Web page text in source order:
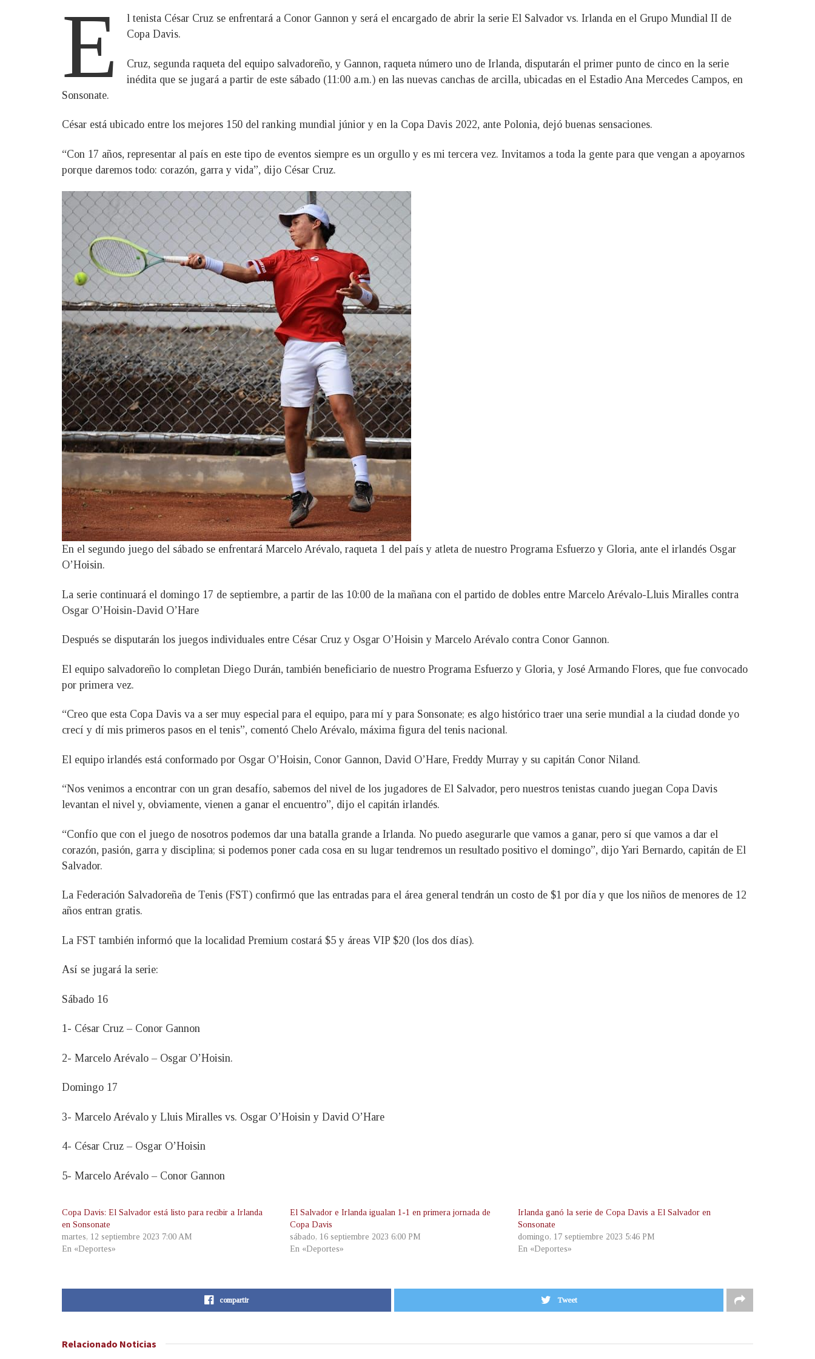
E
l tenista César Cruz se enfrentará a Conor Gannon y será el encargado de abrir la serie El Salvador vs. Irlanda en el Grupo Mundial II de
Copa Davis.
Cruz, segunda raqueta del equipo salvadoreño, y Gannon, raqueta número uno de Irlanda, disputarán el primer punto de cinco en la serie
inédita que se jugará a partir de este sábado (11:00 a.m.) en las nuevas canchas de arcilla, ubicadas en el Estadio Ana Mercedes Campos, en
Sonsonate.
César está ubicado entre los mejores 150 del ranking mundial júnior y en la Copa Davis 2022, ante Polonia, dejó buenas sensaciones.
“Con 17 años, representar al país en este tipo de eventos siempre es un orgullo y es mi tercera vez. Invitamos a toda la gente para que vengan a apoyarnos
porque daremos todo: corazón, garra y vida”, dijo César Cruz.
En el segundo juego del sábado se enfrentará Marcelo Arévalo, raqueta 1 del país y atleta de nuestro Programa Esfuerzo y Gloria, ante el irlandés Osgar
O’Hoisin.
La serie continuará el domingo 17 de septiembre, a partir de las 10:00 de la mañana con el partido de dobles entre Marcelo Arévalo-Lluis Miralles contra
Osgar O’Hoisin-David O’Hare
Después se disputarán los juegos individuales entre César Cruz y Osgar O’Hoisin y Marcelo Arévalo contra Conor Gannon.
El equipo salvadoreño lo completan Diego Durán, también beneficiario de nuestro Programa Esfuerzo y Gloria, y José Armando Flores, que fue convocado
por primera vez.
“Creo que esta Copa Davis va a ser muy especial para el equipo, para mí y para Sonsonate; es algo histórico traer una serie mundial a la ciudad donde yo
crecí y dí mis primeros pasos en el tenis”, comentó Chelo Arévalo, máxima figura del tenis nacional.
El equipo irlandés está conformado por Osgar O’Hoisin, Conor Gannon, David O’Hare, Freddy Murray y su capitán Conor Niland.
“Nos venimos a encontrar con un gran desafío, sabemos del nivel de los jugadores de El Salvador, pero nuestros tenistas cuando juegan Copa Davis
levantan el nivel y, obviamente, vienen a ganar el encuentro”, dijo el capitán irlandés.
“Confío que con el juego de nosotros podemos dar una batalla grande a Irlanda. No puedo asegurarle que vamos a ganar, pero sí que vamos a dar el
corazón, pasión, garra y disciplina; si podemos poner cada cosa en su lugar tendremos un resultado positivo el domingo”, dijo Yari Bernardo, capitán de El
Salvador.
La Federación Salvadoreña de Tenis (FST) confirmó que las entradas para el área general tendrán un costo de $1 por día y que los niños de menores de 12
años entran gratis.
La FST también informó que la localidad Premium costará $5 y áreas VIP $20 (los dos días).
Así se jugará la serie:
Sábado 16
1- César Cruz – Conor Gannon
2- Marcelo Arévalo – Osgar O’Hoisin.
Domingo 17
3- Marcelo Arévalo y Lluis Miralles vs. Osgar O’Hoisin y David O’Hare
4- César Cruz – Osgar O’Hoisin
5- Marcelo Arévalo – Conor Gannon
Copa Davis: El Salvador está listo para recibir a Irlanda
en Sonsonate
martes, 12 septiembre 2023 7:00 AM
En «Deportes»
El Salvador e Irlanda igualan 1-1 en primera jornada de
Copa Davis
sábado, 16 septiembre 2023 6:00 PM
En «Deportes»
Irlanda ganó la serie de Copa Davis a El Salvador en
Sonsonate
domingo, 17 septiembre 2023 5:46 PM
En «Deportes»
compartir Tweet
Relacionado Noticias